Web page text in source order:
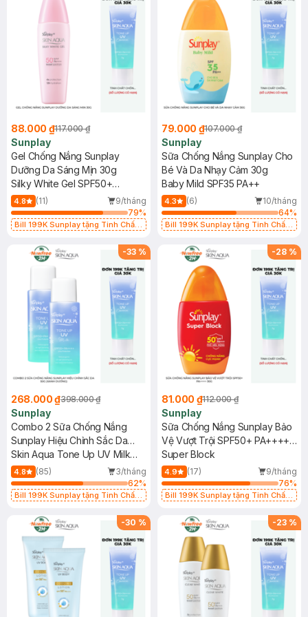
88.000 ₫117.000 ₫
Sunplay
Gel Chống Nắng Sunplay
Dưỡng Da Sáng Mịn 30g
Silky White Gel SPF50+
PA++++ (Eco Việt Nam)
4.8 (11)
9/tháng
79%
Bill 199K Sunplay tặng Tinh Chất
79.000 ₫107.000 ₫
Sunplay
Sữa Chống Nắng Sunplay Cho
Bé Và Da Nhạy Cảm 30g
Baby Mild SPF35 PA++
4.3 (6)
10/tháng
64%
Bill 199K Sunplay tặng Tinh Chất
-33 %
268.000 ₫398.000 ₫
Sunplay
Combo 2 Sữa Chống Nắng
Sunplay Hiệu Chỉnh Sắc Da
50g (Xanh Dương)
Skin Aqua Tone Up UV Milk
Blue SPF50+ PA++++
4.8 (85)
3/tháng
62%
Bill 199K Sunplay tặng Tinh Chất
-28 %
81.000 ₫112.000 ₫
Sunplay
Sữa Chống Nắng Sunplay Bảo
Vệ Vượt Trội SPF50+ PA++++
30g
Super Block
4.9 (17)
9/tháng
76%
Bill 199K Sunplay tặng Tinh Chất
-30 % -23 %